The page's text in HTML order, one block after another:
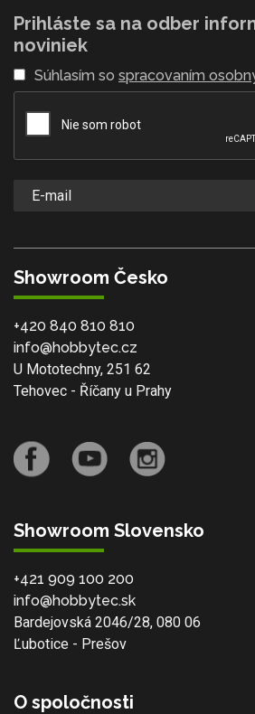
Prihláste sa na odber
noviniek
Súhlasím so spracovaním
Showroom Česko
+420 840 810 810
info@hobbytec.cz
U Mototechny, 251 62
Tehovec - Říčany u Prahy
Showroom Slovensko
+421 909 100 200
info@hobbytec.sk
Bardejovská 2046/28, 080 06
Ľubotice - Prešov
O spoločnosti